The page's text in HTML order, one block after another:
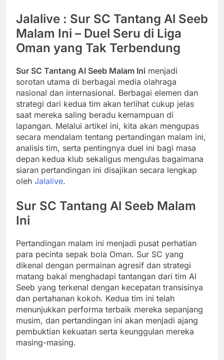
Jalalive : Sur SC Tantang Al Seeb
Malam Ini – Duel Seru di Liga
Oman yang Tak Terbendung
Sur SC Tantang Al Seeb Malam Ini menjadi
sorotan utama di berbagai media olahraga
nasional dan internasional. Berbagai elemen dan
strategi dari kedua tim akan terlihat cukup jelas
saat mereka saling beradu kemampuan di
lapangan. Melalui artikel ini, kita akan mengupas
secara mendalam tentang pertandingan malam ini,
analisis tim, serta pentingnya duel ini bagi masa
depan kedua klub sekaligus mengulas bagaimana
siaran pertandingan ini disajikan secara lengkap
oleh Jalalive.
Sur SC Tantang Al Seeb Malam
Ini
Pertandingan malam ini menjadi pusat perhatian
para pecinta sepak bola Oman. Sur SC yang
dikenal dengan permainan agresif dan strategi
matang bakal menghadapi tantangan dari tim Al
Seeb yang terkenal dengan kecepatan transisinya
dan pertahanan kokoh. Kedua tim ini telah
menunjukkan performa terbaik mereka sepanjang
musim, dan pertandingan ini akan menjadi ajang
pembuktian kekuatan serta keunggulan mereka
masing-masing.